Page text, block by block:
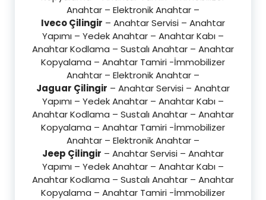
Anahtar – Elektronik Anahtar –
Iveco Çilingir – Anahtar Servisi – Anahtar
Yapımı – Yedek Anahtar – Anahtar Kabı –
Anahtar Kodlama – Sustalı Anahtar – Anahtar
Kopyalama – Anahtar Tamiri -İmmobilizer
Anahtar – Elektronik Anahtar –
Jaguar Çilingir – Anahtar Servisi – Anahtar
Yapımı – Yedek Anahtar – Anahtar Kabı –
Anahtar Kodlama – Sustalı Anahtar – Anahtar
Kopyalama – Anahtar Tamiri -İmmobilizer
Anahtar – Elektronik Anahtar –
Jeep Çilingir – Anahtar Servisi – Anahtar
Yapımı – Yedek Anahtar – Anahtar Kabı –
Anahtar Kodlama – Sustalı Anahtar – Anahtar
Kopyalama – Anahtar Tamiri -İmmobilizer